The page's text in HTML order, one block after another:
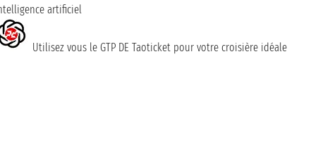
artificiel
Utilisez vous le GTP DE Taoticket pour votre croisière idéale